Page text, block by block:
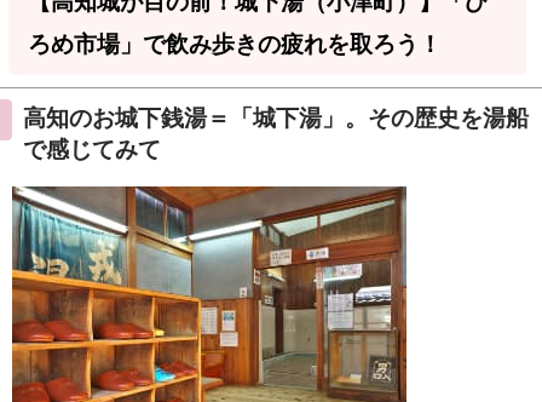
ろめ市場」で飲み歩きの疲れを取ろう！
高知のお城下銭湯＝「城下湯」。その歴史を湯船
で感じてみて